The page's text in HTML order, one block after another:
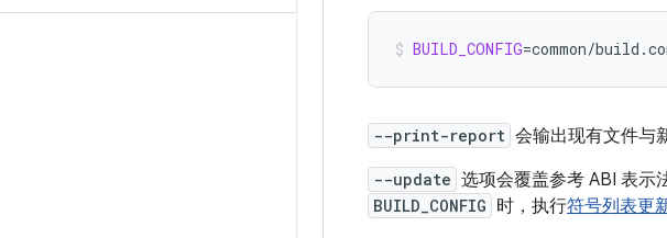
BUILD_CONFIG=common/
--print-report 会输出现有文件与
--update 选项会覆盖参考 ABI 表示
BUILD_CONFIG 时，执行符号列表更